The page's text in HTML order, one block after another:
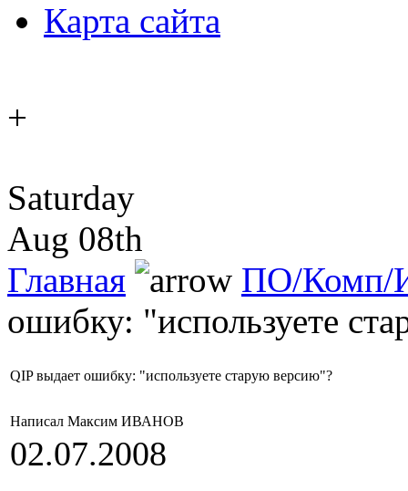
Карта сайта
+
Saturday
Aug 08th
Главная
ПО/Комп/
ошибку: "используете
QIP выдает ошибку: "используете старую версию"?
Написал Максим ИВАНОВ
02.07.2008